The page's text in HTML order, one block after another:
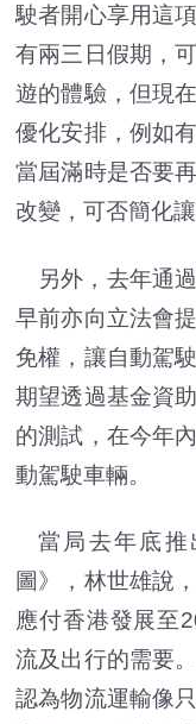
駛者開心享用這
有兩三日假期，
遊的體驗，但現
優化安排，例如
當屆滿時是否要
改變，可否簡化
另外，去年通
早前亦向立法會
免權，讓自動駕
期望透過基金資
的測試，在今年
動駕駛車輛。
當局去年底
圖》，林世雄說
應付香港發展至
流及出行的需要
認為物流運輸像